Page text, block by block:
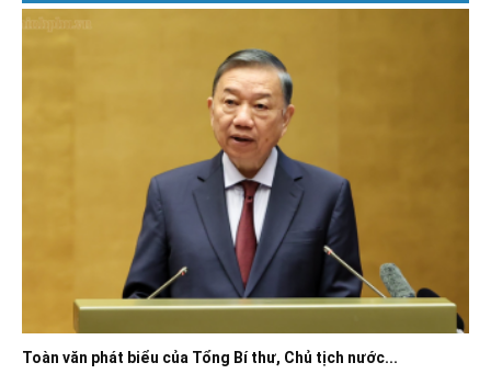
Toàn văn phát biểu của Tổng Bí thư, Chủ tịch nước...